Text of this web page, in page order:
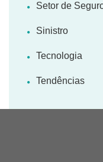
Setor de
Sinistro
Tecnologia
Tendências